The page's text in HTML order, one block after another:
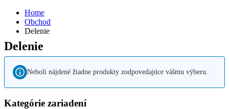
Home
Obchod
Delenie
Delenie
Neboli nájdené žiadne produkty zodpovedajúce vášmu výberu.
Kategórie zariadení